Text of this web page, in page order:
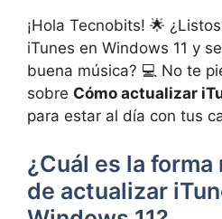
¡Hola Tecnobits! 🌟
iTunes en Windows 11 y
buena música? 💻 No te
sobre Cómo actualizar
para estar​ al día con tus
¿Cuál​ es la
de actualizar